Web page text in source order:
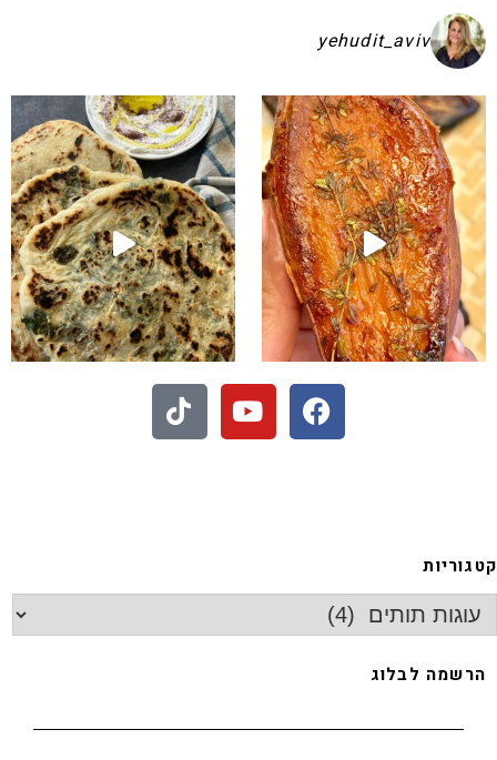
yehudit_aviv
בפיתות היסטריות
חיתוכיות ריבה וקוקוס
לבלוג